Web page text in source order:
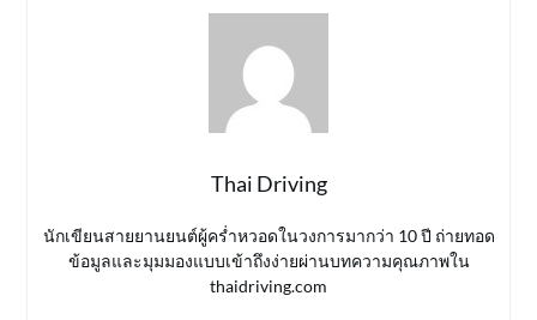
Thai Driving
นักเขียนสายยานยนต์ผู้คร่ำหวอดในวงการมากว่า 10 ปี ถ่ายทอด
ข้อมูลและมุมมองแบบเข้าถึงง่ายผ่านบทความคุณภาพใน
thaidriving.com